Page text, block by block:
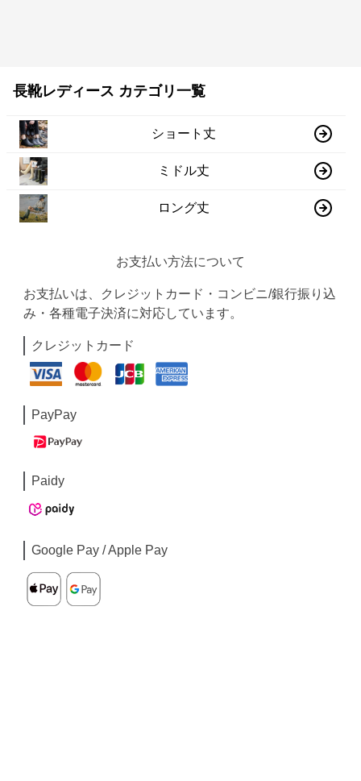
長靴レディース カテゴリ一覧
ショート丈
ミドル丈
ロング丈
お支払い方法について
お支払いは、クレジットカード・コンビニ/銀行振り込
み・各種電子決済に対応しています。
クレジットカード
PayPay
Paidy
Google Pay / Apple Pay